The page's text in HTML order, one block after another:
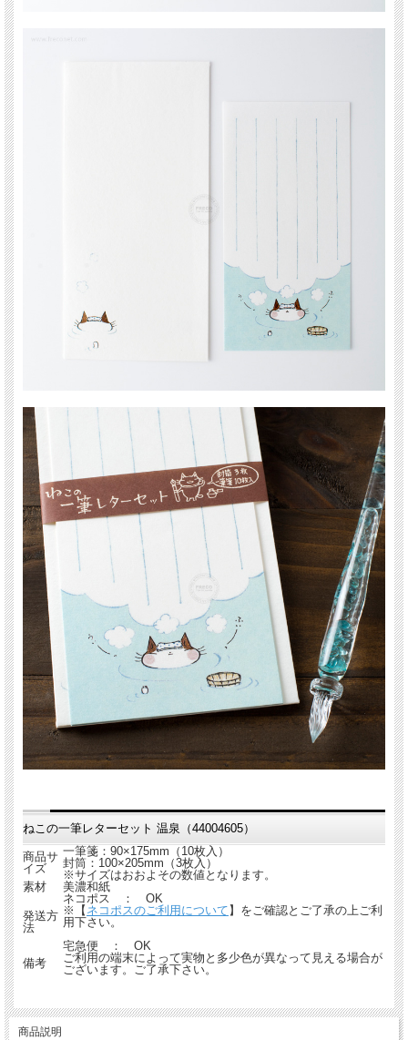
ねこの一筆レターセット 温泉（44004605）
商品サ
イズ
一筆箋：90×175mm（10枚入）
封筒：100×205mm（3枚入）
※サイズはおおよその数値となります。
素材
美濃和紙
発送方
法
ネコポス ： OK
※【 ネコポスのご利用について 】をご確認とご了承の上ご利
用下さい。
宅急便 ： OK
備考
ご利用の端末によって実物と多少色が異なって見える場合が
ございます。ご了承下さい。
商品説明